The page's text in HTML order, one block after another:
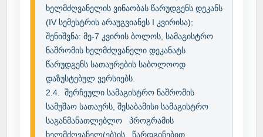
ხელმძღვანელის ვინაობას წარუდგენს დეკანს
(IV სემესტრის არაუგვიანეს I კვირისა);
შენიშვნა: მე-7 კვირის ბოლოს, სამაგისტრო
ნაშრომის ხელმძღვანელი დეკანატს
წარუდგენს სათაურების საბოლოოდ
დაზუსტებულ ვერსიებს.
2.4.	შერჩეული სამაგისტრო ნაშრომის
სამუშაო სათაურს, შესაბამისი სამაგისტრო
საგანმანათლებლო   პროგრამის
ხელმძღვანელ(ებ)ის   წარდგინებით